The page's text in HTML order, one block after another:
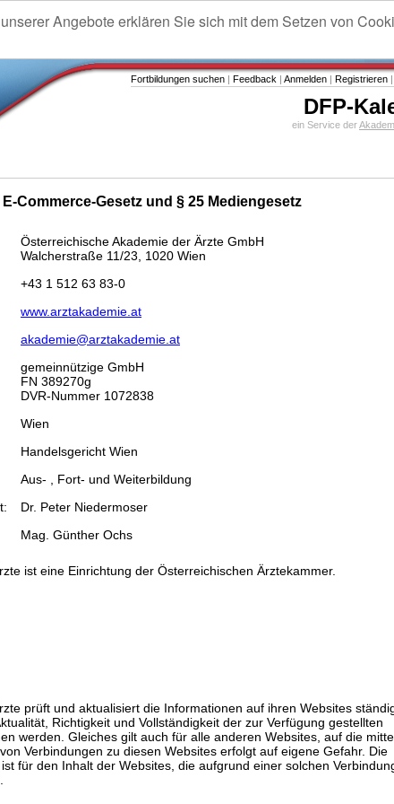
Angebote erklären Sie sich mit dem Setzen von
Fortbildungen suchen | Feedback | Anmelden | Registrieren |
DFP-
ein Service der
Commerce-Gesetz und § 25 Mediengesetz
Österreichische Akademie der Ärzte GmbH
Walcherstraße 11/23, 1020 Wien
+43 1 512 63 83-0
www.arztakademie.at
akademie@arztakademie.at
gemeinnützige GmbH
FN 389270g
DVR-Nummer 1072838
Wien
Handelsgericht Wien
Aus- , Fort- und Weiterbildung
Dr. Peter Niedermoser
Mag. Günther Ochs
ist eine Einrichtung der Österreichischen Ärztekammer.
prüft und aktualisiert die Informationen auf ihren Websites
Richtigkeit und Vollständigkeit der zur Verfügung gestellten
werden. Gleiches gilt auch für alle anderen Websites, auf die
Verbindungen zu diesen Websites erfolgt auf eigene Gefahr. Die
für den Inhalt der Websites, die aufgrund einer solchen